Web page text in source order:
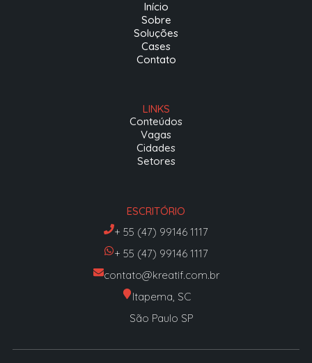
Início
Sobre
Soluções
Cases
Contato
LINKS
Conteúdos
Vagas
Cidades
Setores
ESCRITÓRIO
+ 55 (47) 99146 1117
+ 55 (47) 99146 1117
contato@kreatif.com.br
Itapema, SC
São Paulo SP